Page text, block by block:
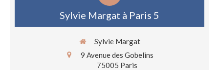
Sylvie Margat à Paris 5
Sylvie Margat
9 Avenue des Gobelins
75005 Paris